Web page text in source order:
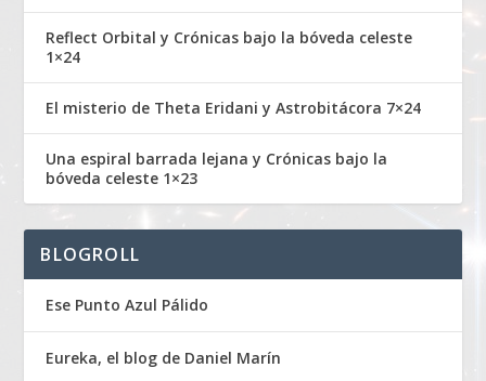
Reflect Orbital y Crónicas bajo la bóveda celeste
1×24
El misterio de Theta Eridani y Astrobitácora 7×24
Una espiral barrada lejana y Crónicas bajo la
bóveda celeste 1×23
BLOGROLL
Ese Punto Azul Pálido
Eureka, el blog de Daniel Marín